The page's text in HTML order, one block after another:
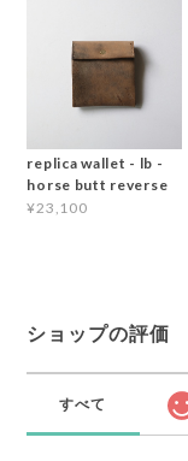
replica wallet - lb -
horse butt reverse
¥23,100
ショップの評価
すべて